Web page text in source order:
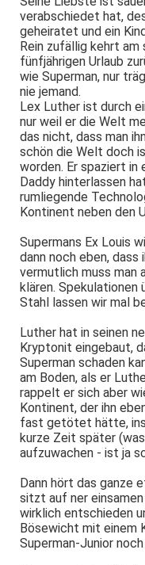
verabschiedet hat,
geheiratet und ein
Rein zufällig kehrt am
fünfjährigen Urlaub
wie Superman, nur
nie jemand.
Lex Luther ist durch
nur weil er die Welt
das nicht, dass man
schön die Welt doch
worden. Er spaziert in
Daddy hinterlassen
rumliegende
Kontinent neben den
Supermans Ex Louis
dann noch eben,
vermutlich muss man
klären. Spekulationen
Stahl lassen wir mal
Luther hat in seinen
Kryptonit eingebaut,
Superman schaden
am Boden, als er
rappelt er sich aber
Kontinent, der ihn
fast getötet hätte, ins
kurze Zeit später
aufzuwachen - ist ja
Dann hört das ganze
sitzt auf ner
wirklich entschieden
Bösewicht mit einem
Superman-Junior